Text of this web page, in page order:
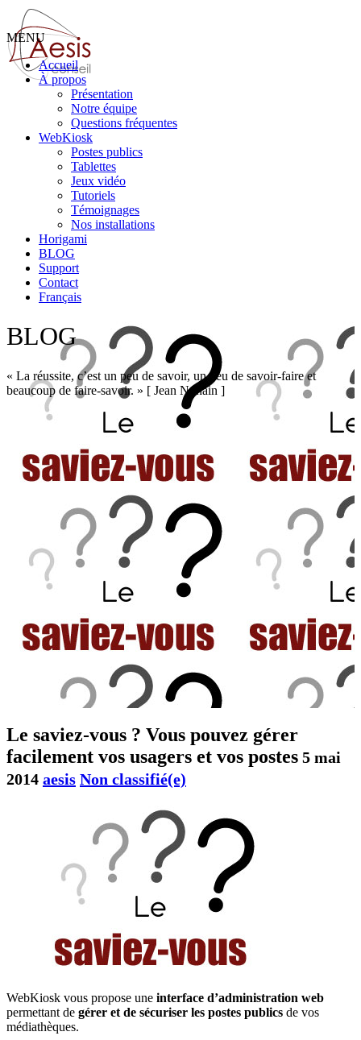
MENU
Accueil
À propos
Présentation
Notre équipe
Questions fréquentes
WebKiosk
Postes publics
Tablettes
Jeux vidéo
Tutoriels
Témoignages
Nos installations
Horigami
BLOG
Support
Contact
Français
BLOG
« La réussite, c’est un peu de savoir, un peu de savoir-faire et
beaucoup de faire-savoir. » [ Jean Nohain ]
Le saviez-vous ? Vous pouvez gérer
facilement vos usagers et vos postes 5 mai
2014 aesis Non classifié(e)
WebKiosk vous propose une interface d’administration web
permettant de gérer et de sécuriser les postes publics de vos
médiathèques.